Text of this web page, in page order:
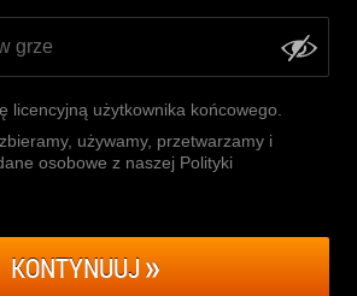
licencyjną użytkownika końcowego
używamy, przetwarzamy i
osobowe z naszej Polityki
KONTYNUUJ